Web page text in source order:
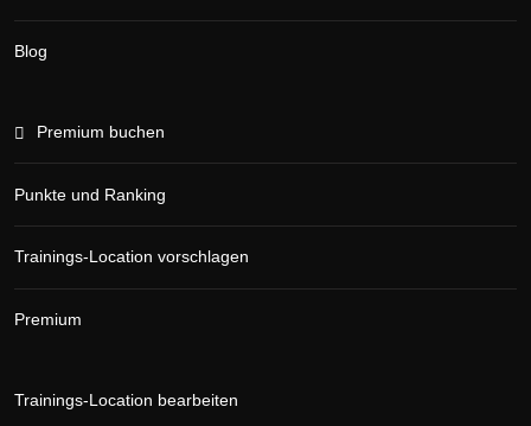
Blog
Premium buchen
Punkte und Ranking
Trainings-Location vorschlagen
Premium
Trainings-Location bearbeiten